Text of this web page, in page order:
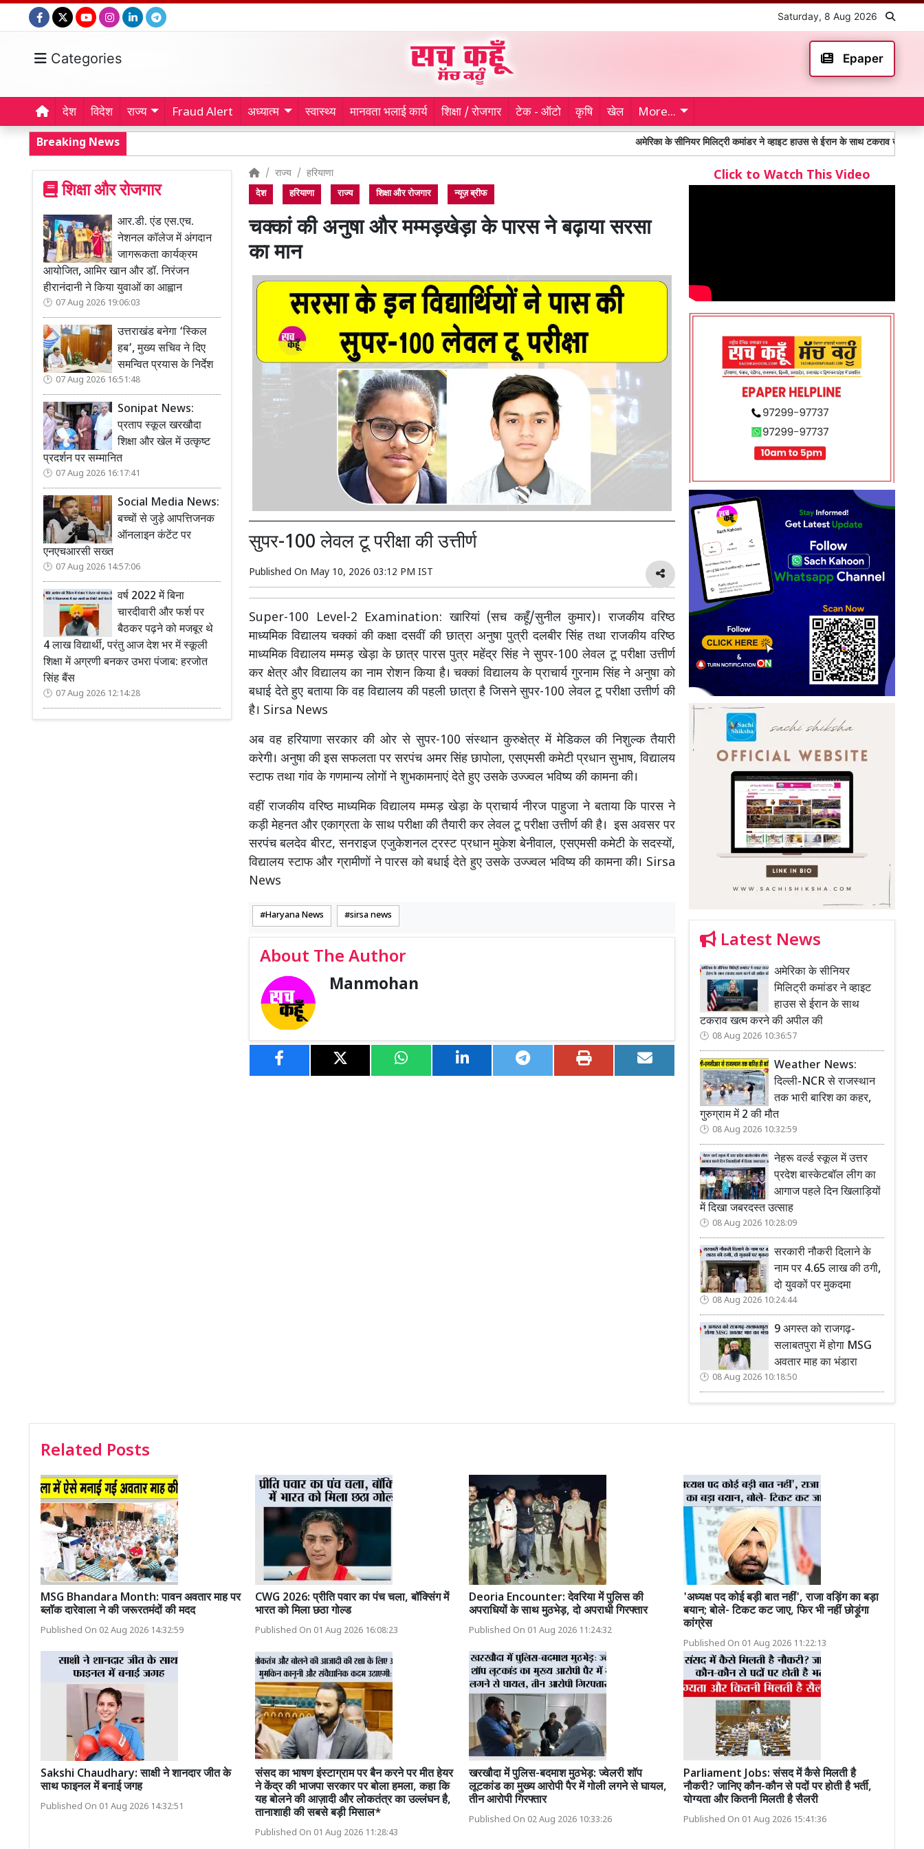
Saturday, 8 Aug 2026
Categories Epaper
देश विदेश राज्य Fraud Alert अध्यात्म स्वास्थ्य मानवता भलाई कार्य शिक्षा / रोजगार टेक - ऑटो कृषि खेल More...
Breaking News अमेरिका के सीनियर मिलिट्री कमांडर ने व्हाइट हाउस से ईरान के साथ टकराव खत्म करने की अपील
शिक्षा और रोजगार
आर.डी. एंड एस.एच.
नेशनल कॉलेज में अंगदान
जागरूकता कार्यक्रम
आयोजित, आमिर खान और डॉ. निरंजन
हीरानंदानी ने किया युवाओं का आह्वान
07 Aug 2026 19:06:03
उत्तराखंड बनेगा ‘स्किल
हब’, मुख्य सचिव ने दिए
समन्वित प्रयास के निर्देश
07 Aug 2026 16:51:48
Sonipat News:
प्रताप स्कूल खरखौदा
शिक्षा और खेल में उत्कृष्ट
प्रदर्शन पर सम्मानित
07 Aug 2026 16:17:41
Social Media News:
बच्चों से जुड़े आपत्तिजनक
ऑनलाइन कंटेंट पर
एनएचआरसी सख्त
07 Aug 2026 14:57:06
वर्ष 2022 में बिना
चारदीवारी और फर्श पर
बैठकर पढ़ने को मजबूर थे
4 लाख विद्यार्थी, परंतु आज देश भर में स्कूली
शिक्षा में अग्रणी बनकर उभरा पंजाब: हरजोत
सिंह बैंस
07 Aug 2026 12:14:28
राज्य हरियाणा
देश हरियाणा राज्य शिक्षा और रोजगार न्यूज़ ब्रीफ
चक्कां की अनुषा और मम्मड़खेड़ा के पारस ने बढ़ाया सरसा
का मान
सुपर-100 लेवल टू परीक्षा की उत्तीर्ण
Published On May 10, 2026 03:12 PM IST
Super-100 Level-2 Examination: खारियां (सच कहूँ/सुनील कुमार)। राजकीय वरिष्ठ
माध्यमिक विद्यालय चक्कां की कक्षा दसवीं की छात्रा अनुषा पुत्री दलबीर सिंह तथा राजकीय वरिष्ठ
माध्यमिक विद्यालय मम्मड़ खेड़ा के छात्र पारस पुत्र महेंद्र सिंह ने सुपर-100 लेवल टू परीक्षा उत्तीर्ण
कर क्षेत्र और विद्यालय का नाम रोशन किया है। चक्कां विद्यालय के प्राचार्य गुरनाम सिंह ने अनुषा को
बधाई देते हुए बताया कि वह विद्यालय की पहली छात्रा है जिसने सुपर-100 लेवल टू परीक्षा उत्तीर्ण की
है। Sirsa News
अब वह हरियाणा सरकार की ओर से सुपर-100 संस्थान कुरुक्षेत्र में मेडिकल की निशुल्क तैयारी
करेगी। अनुषा की इस सफलता पर सरपंच अमर सिंह छापोला, एसएमसी कमेटी प्रधान सुभाष, विद्यालय
स्टाफ तथा गांव के गणमान्य लोगों ने शुभकामनाएं देते हुए उसके उज्ज्वल भविष्य की कामना की।
वहीं राजकीय वरिष्ठ माध्यमिक विद्यालय मम्मड़ खेड़ा के प्राचार्य नीरज पाहुजा ने बताया कि पारस ने
कड़ी मेहनत और एकाग्रता के साथ परीक्षा की तैयारी कर लेवल टू परीक्षा उत्तीर्ण की है। इस अवसर पर
सरपंच बलदेव बीरट, सनराइज एजुकेशनल ट्रस्ट प्रधान मुकेश बेनीवाल, एसएमसी कमेटी के सदस्यों,
विद्यालय स्टाफ और ग्रामीणों ने पारस को बधाई देते हुए उसके उज्ज्वल भविष्य की कामना की। Sirsa
News
Haryana News sirsa news
About The Author
Manmohan
Click to Watch This Video
Latest News
अमेरिका के सीनियर
मिलिट्री कमांडर ने व्हाइट
हाउस से ईरान के साथ
टकराव खत्म करने की अपील की
08 Aug 2026 10:36:57
Weather News:
दिल्ली-NCR से राजस्थान
तक भारी बारिश का कहर,
गुरुग्राम में 2 की मौत
08 Aug 2026 10:32:59
नेहरू वर्ल्ड स्कूल में उत्तर
प्रदेश बास्केटबॉल लीग का
आगाज पहले दिन खिलाड़ियों
में दिखा जबरदस्त उत्साह
08 Aug 2026 10:28:09
सरकारी नौकरी दिलाने के
नाम पर 4.65 लाख की ठगी,
दो युवकों पर मुकदमा
08 Aug 2026 10:24:44
9 अगस्त को राजगढ़-
सलाबतपुरा में होगा MSG
अवतार माह का भंडारा
08 Aug 2026 10:18:50
Related Posts
MSG Bhandara Month: पावन अवतार माह पर
ब्लॉक दारेवाला ने की जरूरतमंदों की मदद
Published On 02 Aug 2026 14:32:59
CWG 2026: प्रीति पवार का पंच चला, बॉक्सिंग में
भारत को मिला छठा गोल्ड
Published On 01 Aug 2026 16:08:23
Deoria Encounter: देवरिया में पुलिस की
अपराधियों के साथ मुठभेड़, दो अपराधी गिरफ्तार
Published On 01 Aug 2026 11:24:32
'अध्यक्ष पद कोई बड़ी बात नहीं', राजा वड़िंग का बड़ा
बयान; बोले- टिकट कट जाए, फिर भी नहीं छोड़ूंगा
कांग्रेस
Published On 01 Aug 2026 11:22:13
Sakshi Chaudhary: साक्षी ने शानदार जीत के
साथ फाइनल में बनाई जगह
Published On 01 Aug 2026 14:32:51
संसद का भाषण इंस्टाग्राम पर बैन करने पर मीत हेयर
ने केंद्र की भाजपा सरकार पर बोला हमला, कहा कि
यह बोलने की आज़ादी और लोकतंत्र का उल्लंघन है,
तानाशाही की सबसे बड़ी मिसाल*
Published On 01 Aug 2026 11:28:43
खरखौदा में पुलिस-बदमाश मुठभेड़: ज्वेलरी शॉप
लूटकांड का मुख्य आरोपी पैर में गोली लगने से घायल,
तीन आरोपी गिरफ्तार
Published On 02 Aug 2026 10:33:26
Parliament Jobs: संसद में कैसे मिलती है
नौकरी? जानिए कौन-कौन से पदों पर होती है भर्ती,
योग्यता और कितनी मिलती है सैलरी
Published On 01 Aug 2026 15:41:36